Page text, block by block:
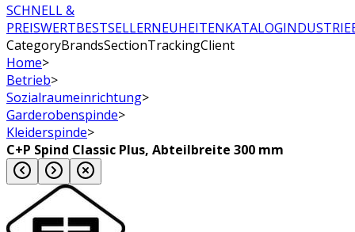
SCHNELL &
PREISWERTBESTSELLERNEUHEITENKATALOG
CategoryBrandsSectionTrackingClient
Home>
Betrieb>
Sozialraumeinrichtung>
Garderobenspinde>
Kleiderspinde>
C+P Spind Classic Plus, Abteilbreite 300 mm